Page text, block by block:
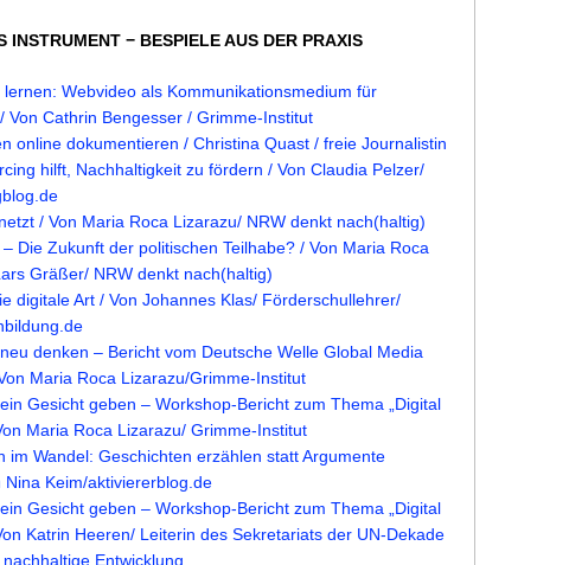
INSTRUMENT − BESPIELE AUS DER PRAXIS
lernen: Webvideo als Kommunikationsmedium für
Von Cathrin Bengesser / Grimme-Institut
online dokumentieren / Christina Quast / freie Journalistin
hilft, Nachhaltigkeit zu fördern / Von Claudia Pelzer/
/ Von Maria Roca Lizarazu/ NRW denkt nach(haltig)
Die Zukunft der politischen Teilhabe? / Von Maria Roca
Gräßer/ NRW denkt nach(haltig)
digitale Art / Von Johannes Klas/ Förderschullehrer/
denken – Bericht vom Deutsche Welle Global Media
Maria Roca Lizarazu/Grimme-Institut
Gesicht geben – Workshop-Bericht zum Thema „Digital
Maria Roca Lizarazu/ Grimme-Institut
im Wandel: Geschichten erzählen statt Argumente
Nina Keim/aktiviererblog.de
Gesicht geben – Workshop-Bericht zum Thema „Digital
Katrin Heeren/ Leiterin des Sekretariats der UN-Dekade
Entwicklung